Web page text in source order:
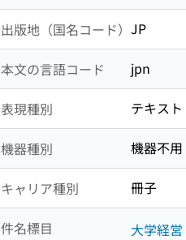
出版地（国名コード） JP
本文の言語コード jpn
表現種別 テキスト
機器種別 機器不用
キャリア種別 冊子
件名標目 大学経営